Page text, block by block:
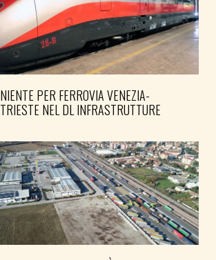
NIENTE PER FERROVIA VENEZIA-
TRIESTE NEL DL INFRASTRUTTURE